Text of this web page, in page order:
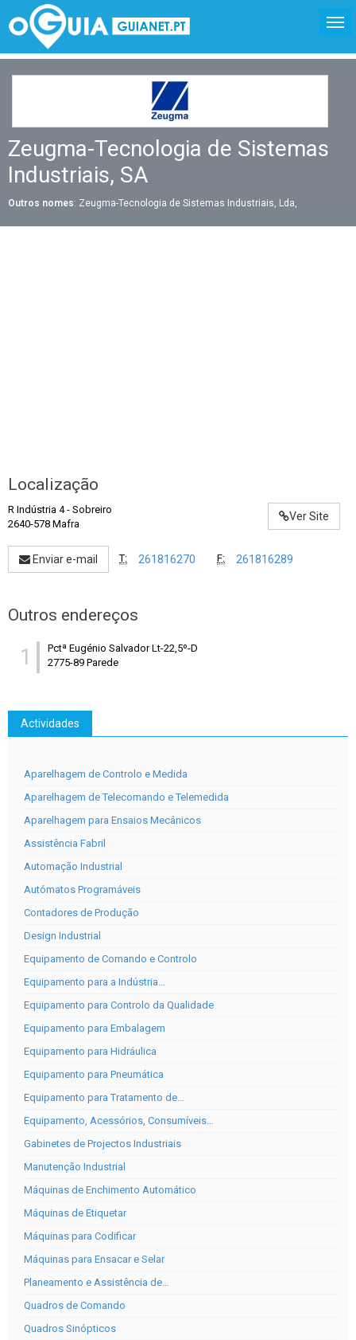
Zeugma-Tecnologia de Sistemas
Industriais, SA
Outros nomes: Zeugma-Tecnologia de Sistemas Industriais, Lda,
Localização
Ver Site
R Indústria 4- Sobreiro
2640-578 Mafra
Enviar e-mail T: 261816270 F: 261816289
Outros endereços
1
Pctª Eugénio Salvador Lt-22,5º-D
2775-89 Parede
Actividades
Aparelhagem de Controlo e Medida
Aparelhagem de Telecomando e Telemedida
Aparelhagem para Ensaios Mecânicos
Assistência Fabril
Automação Industrial
Autómatos Programáveis
Contadores de Produção
Design Industrial
Equipamento de Comando e Controlo
Equipamento para a Indústria…
Equipamento para Controlo da Qualidade
Equipamento para Embalagem
Equipamento para Hidráulica
Equipamento para Pneumática
Equipamento para Tratamento de…
Equipamento, Acessórios, Consumíveis…
Gabinetes de Projectos Industriais
Manutenção Industrial
Máquinas de Enchimento Automático
Máquinas de Etiquetar
Máquinas para Codificar
Máquinas para Ensacar e Selar
Planeamento e Assistência de…
Quadros de Comando
Quadros Sinópticos